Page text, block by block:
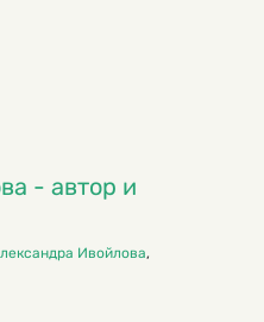
- автор и
Ивойлова,